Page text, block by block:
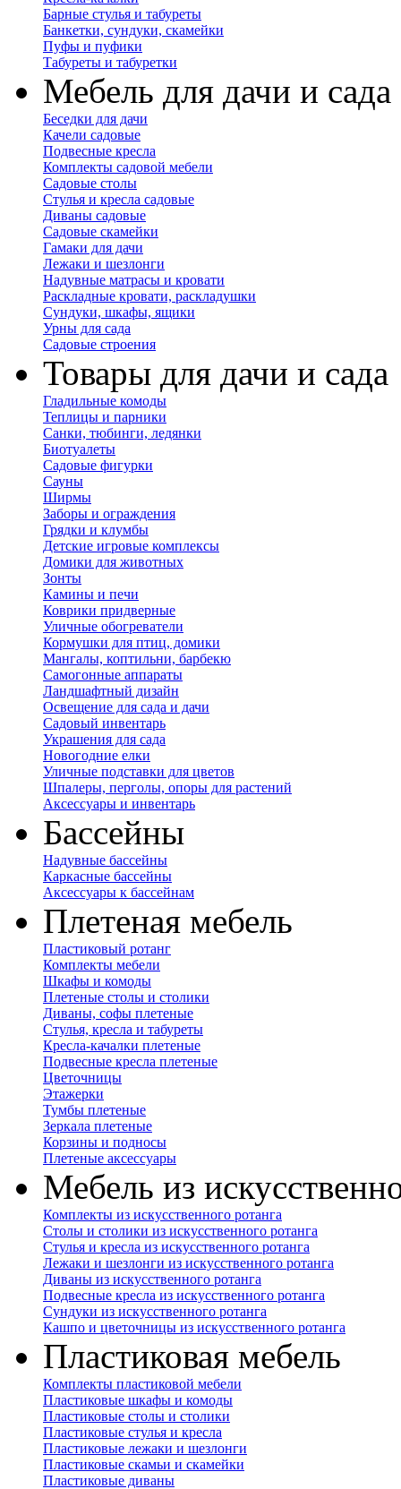
Барные стулья и табуреты
Банкетки, сундуки, скамейки
Пуфы и пуфики
Табуреты и табуретки
Мебель для дачи и сада
Беседки для дачи
Качели садовые
Подвесные кресла
Комплекты садовой мебели
Садовые столы
Стулья и кресла садовые
Диваны садовые
Садовые скамейки
Гамаки для дачи
Лежаки и шезлонги
Надувные матрасы и кровати
Раскладные кровати, раскладушки
Сундуки, шкафы, ящики
Урны для сада
Садовые строения
Товары для дачи и сада
Гладильные комоды
Теплицы и парники
Санки, тюбинги, ледянки
Биотуалеты
Садовые фигурки
Сауны
Ширмы
Заборы и ограждения
Грядки и клумбы
Детские игровые комплексы
Домики для животных
Зонты
Камины и печи
Коврики придверные
Уличные обогреватели
Кормушки для птиц, домики
Мангалы, коптильни, барбекю
Самогонные аппараты
Ландшафтный дизайн
Освещение для сада и дачи
Садовый инвентарь
Украшения для сада
Новогодние елки
Уличные подставки для цветов
Шпалеры, перголы, опоры для растений
Аксессуары и инвентарь
Бассейны
Надувные бассейны
Каркасные бассейны
Аксессуары к бассейнам
Плетеная мебель
Пластиковый ротанг
Комплекты мебели
Шкафы и комоды
Плетеные столы и столики
Диваны, софы плетеные
Стулья, кресла и табуреты
Кресла-качалки плетеные
Подвесные кресла плетеные
Цветочницы
Этажерки
Тумбы плетеные
Зеркала плетеные
Корзины и подносы
Плетеные аксессуары
Мебель из
Комплекты из искусственного ротанга
Столы и столики из искусственного ротанга
Стулья и кресла из искусственного ротанга
Лежаки и шезлонги из искусственного ротанга
Диваны из искусственного ротанга
Подвесные кресла из искусственного ротанга
Сундуки из искусственного ротанга
Кашпо и цветочницы из искусственного ротанга
Пластиковая мебель
Комплекты пластиковой мебели
Пластиковые шкафы и комоды
Пластиковые столы и столики
Пластиковые стулья и кресла
Пластиковые лежаки и шезлонги
Пластиковые скамьи и скамейки
Пластиковые диваны